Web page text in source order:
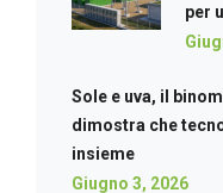
per
Sole e uva, il
dimostra che
insieme
Giugno 3, 2026